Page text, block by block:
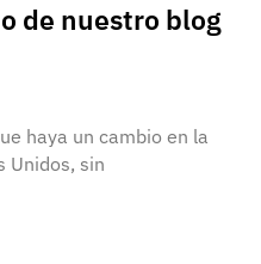
de nuestro blog
haya un cambio en la
Unidos, sin